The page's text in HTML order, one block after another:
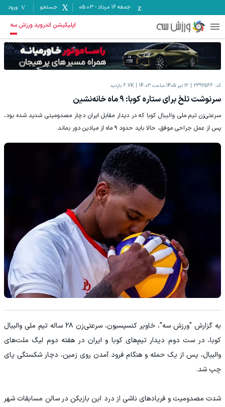
جمعه ۱۶ مرداد -
05:03 جستجو ورود
اپلیکیشن اندروید ورزش سه
کد: 2392566 12 تیر 1405 ساعت 14:03 6.7K بازدید
سرنوشت تلخ برای ستاره کوبا: ۹ ماه خانه‌نشین
سرعتی‌زن تیم ملی والیبال کوبا که در دیدار مقابل ایران دچار مصدومیتی شدید شده بود،
پس از عمل جراحی موفق، حالا باید حدود ۹ ماه از میادین دور بماند.
به گزارش "ورزش سه"، خاویر کنسپسیون، سرعتی‌زن ۲۸ ساله تیم ملی والیبال
کوبا، در ست دوم دیدار تیم‌های کوبا و ایران در هفته دوم لیگ ملت‌های
والیبال، پس از یک حمله و هنگام فرود آمدن روی زمین، دچار شکستگی پای
چپ شد.
شدت مصدومیت و فریادهای ناشی از درد این بازیکن در سالن مسابقات شهر